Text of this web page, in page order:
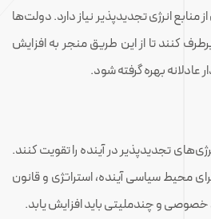
منابع انرژی تجدیدپذیر نیاز دارد. دولت‌ها
کنند تا از این طریق منجر به افزایش
بهره گرفته شود.
تجدیدپذیر در آینده را تقویت کنند.
محیط سیاسی آینده، استراتژی و قانون
خصوصی و چندملیتی باید افزایش یابد.